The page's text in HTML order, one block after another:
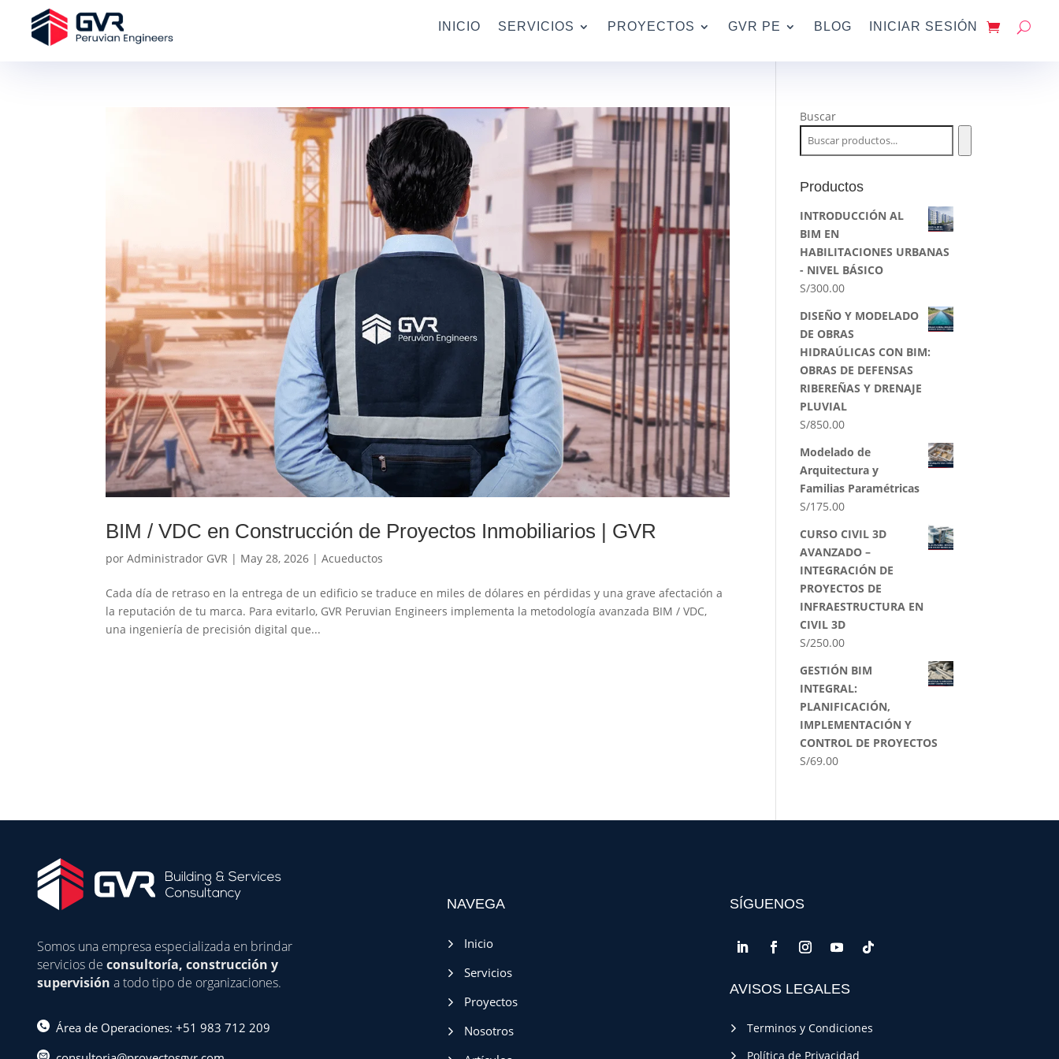
INICIO SERVICIOS PROYECTOS GVR PE BLOG INICIAR SESIÓN
BIM / VDC en Construcción de Proyectos Inmobiliarios | GVR
porAdministrador GVR | May 28, 2026 |Acueductos
Cada día de retraso en la entrega de un edificio se traduce en miles de dólares en pérdidas y una grave afectación a
la reputación de tu marca. Para evitarlo, GVR Peruvian Engineers implementa la metodología avanzada BIM / VDC,
una ingeniería de precisión digital que...
Buscar
Productos
INTRODUCCIÓN AL
BIM EN
HABILITACIONES URBANAS
- NIVEL BÁSICO
S/300.00
DISEÑO Y MODELADO
DE OBRAS
HIDRAÚLICAS CON BIM:
OBRAS DE DEFENSAS
RIBEREÑAS Y DRENAJE
PLUVIAL
S/850.00
Modelado de
Arquitectura y
Familias Paramétricas
S/175.00
CURSO CIVIL 3D
AVANZADO –
INTEGRACIÓN DE
PROYECTOS DE
INFRAESTRUCTURA EN
CIVIL 3D
S/250.00
GESTIÓN BIM
INTEGRAL:
PLANIFICACIÓN,
IMPLEMENTACIÓN Y
CONTROL DE PROYECTOS
S/69.00
Somos una empresa especializada en brindar
servicios de consultoría, construcción y
supervisión a todo tipo de organizaciones.
Área de Operaciones: +51 983 712 209
NAVEGA
Inicio
Servicios
Proyectos
Nosotros
SÍGUENOS
AVISOS LEGALES
Terminos y Condiciones
Política de Privacidad